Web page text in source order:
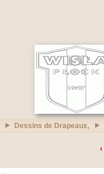
Dessins de Drapeaux,